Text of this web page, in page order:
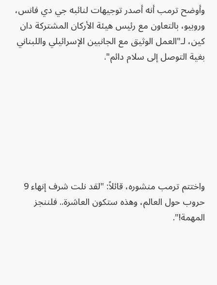
وأوضح ترمب أنه أصدر توجيهات لنائبه جي دي فانس،
وروبيو، بالتعاون مع رئيس هيئة الأركان المشتركة دان
كين، لـ"العمل الوثيق مع الجانبين الإسرائيلي واللبناني
بغية التوصل إلى سلام دائم".
واختتم ترمب منشوره، قائلاً: "لقد نلت شرف إنهاء 9
حروب حول العالم، وهذه ستكون العاشرة.. فلننجز
المهمة!".